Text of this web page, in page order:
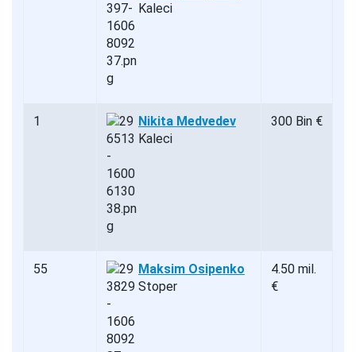
Kaleci
1
Nikita Medvedev
Kaleci
300 Bin €
55
Maksim Osipenko
Stoper
4.50 mil.
€